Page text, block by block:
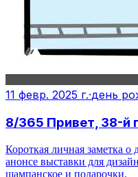
11 февр. 2025 г.·день
8/365 Привет, 38-й
Короткая личная заметка о
анонсе выставки для
шампанское и подарочки.